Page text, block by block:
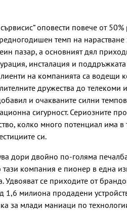
оповести повече от
темп на нарастване
пазар, а основният дял
инсталация и
на компанията са водещи
дружества до телекоми
и очакваните силни
сигурност. Сериозните
колко много потенциал има
си.
дори двойно по-голяма
компания е пионер в една
Удвояват се приходите от
1,6 милиона продадени
за млади маниаци по